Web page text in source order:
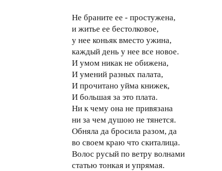
Не браните ее - простужена,
и житье ее бестолковое,
у нее коньяк вместо ужина,
каждый день у нее все новое.
И умом никак не обижена,
И умений разных палата,
И прочитано уйма книжек,
И большая за это плата.
Ни к чему она не привязана
ни за чем душою не тянется.
Обняла да бросила разом, да
во своем краю что скиталица.
Волос русый по ветру волнами
статью тонкая и упрямая.